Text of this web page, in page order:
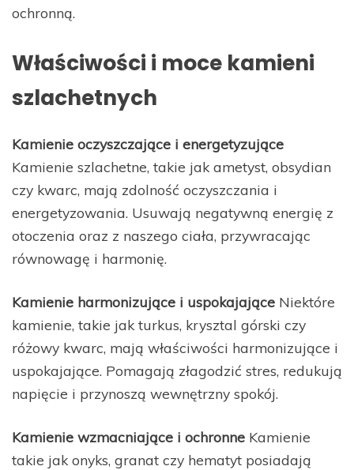
ochronną.
Właściwości i moce kamieni
szlachetnych
Kamienie oczyszczające i energetyzujące
Kamienie szlachetne, takie jak ametyst, obsydian
czy kwarc, mają zdolność oczyszczania i
energetyzowania. Usuwają negatywną energię z
otoczenia oraz z naszego ciała, przywracając
równowagę i harmonię.
Kamienie harmonizujące i uspokajające Niektóre
kamienie, takie jak turkus, krysztal górski czy
różowy kwarc, mają właściwości harmonizujące i
uspokajające. Pomagają złagodzić stres, redukują
napięcie i przynoszą wewnętrzny spokój.
Kamienie wzmacniające i ochronne Kamienie
takie jak onyks, granat czy hematyt posiadają